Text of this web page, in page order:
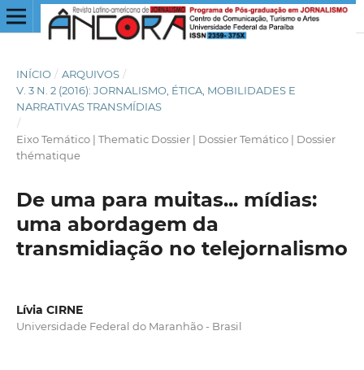
INÍCIO / ARQUIVOS /
V. 3 N. 2 (2016): JORNALISMO, ÉTICA, MOBILIDADES E
NARRATIVAS TRANSMÍDIAS
/
Eixo Temático | Thematic Dossier | Dossier Temático | Dossier
thématique
De uma para muitas... mídias:
uma abordagem da
transmidiação no telejornalismo
Lívia CIRNE
Universidade Federal do Maranhão - Brasil